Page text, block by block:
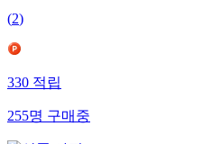
(2)
330적립
255명구매중